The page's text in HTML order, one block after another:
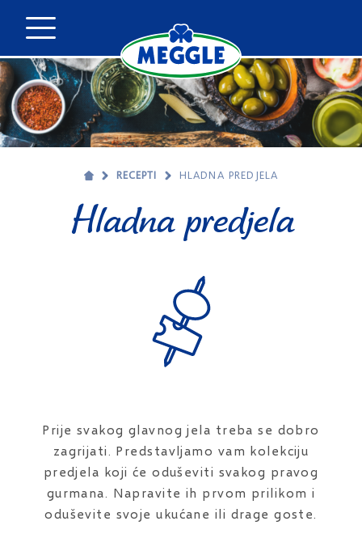
RECEPTI HLADNA PREDJELA
Hladna predjela
Prije svakog glavnog jela treba se dobro
zagrijati. Predstavljamo vam kolekciju
predjela koji će oduševiti svakog pravog
gurmana. Napravite ih prvom prilikom i
oduševite svoje ukućane ili drage goste.